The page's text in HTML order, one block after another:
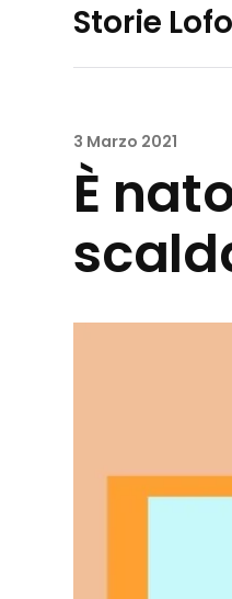
Storie
3 Marzo 2021
È